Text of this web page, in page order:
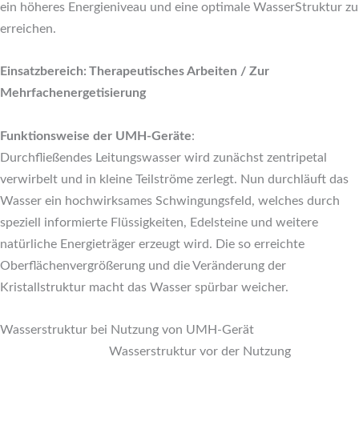
ein höheres Energieniveau und eine optimale WasserStruktur zu
erreichen.
Einsatzbereich: Therapeutisches Arbeiten / Zur
Mehrfachenergetisierung
Funktionsweise der UMH-Geräte:
Durchfließendes Leitungswasser wird zunächst zentripetal
verwirbelt und in kleine Teilströme zerlegt. Nun durchläuft das
Wasser ein hochwirksames Schwingungsfeld, welches durch
speziell informierte Flüssigkeiten, Edelsteine und weitere
natürliche Energieträger erzeugt wird. Die so erreichte
Oberflächenvergrößerung und die Veränderung der
Kristallstruktur macht das Wasser spürbar weicher.
Wasserstruktur bei Nutzung von UMH-Gerät
Wasserstruktur vor der Nutzung